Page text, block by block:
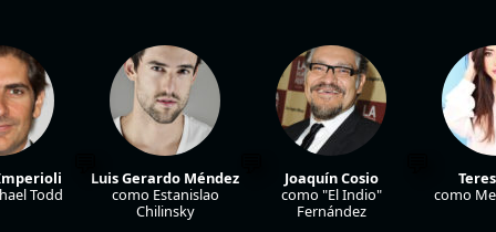
Todd
Luis Gerardo Méndez
como Estanislao
Chilinsky
Joaquín Cosio
como "El Indio"
Fernández
como